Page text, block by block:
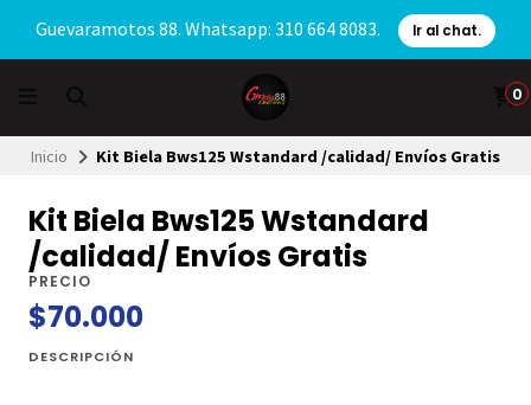
Guevaramotos 88. Whatsapp: 310 664 8083. Ir al chat.
0
Inicio Kit Biela Bws125 Wstandard /calidad/ Envíos Gratis
Kit Biela Bws125 Wstandard
/calidad/ Envíos Gratis
PRECIO
$70.000
DESCRIPCIÓN